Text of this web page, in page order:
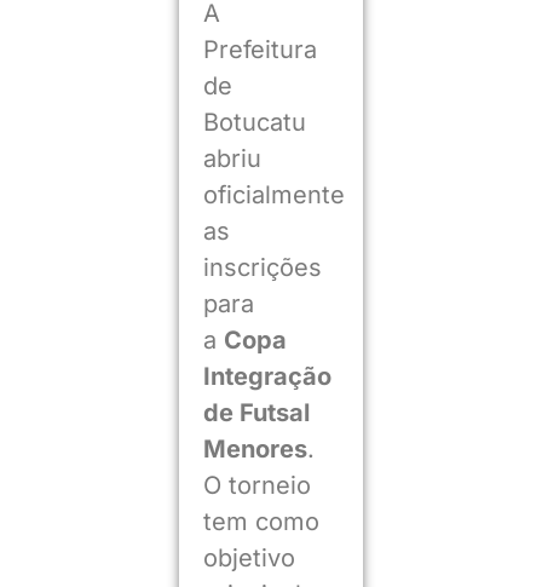
A
Prefeitura
de
Botucatu
abriu
oficialmente
as
inscrições
para
a Copa
Integração
de Futsal
Menores.
O torneio
tem como
objetivo